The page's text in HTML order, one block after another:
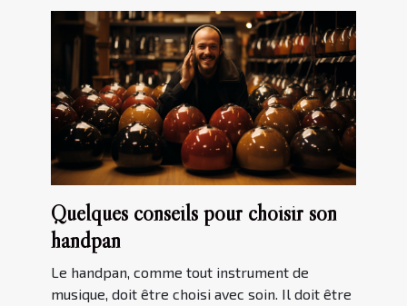
Quelques conseils pour choisir son
handpan
Le handpan, comme tout instrument de
musique, doit être choisi avec soin. Il doit être